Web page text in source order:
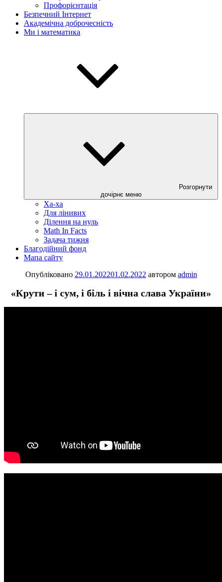
Профорієнтація
Безпечний Інтернет
Академічна доброчесність
Ми і математика
Розгорнути
дочірнє меню
Ха-ха
Для лінивих
Ділення на нуль
Math In Facts
Задача тижня
Благодійний фонд
Мапа сайту
Опубліковано 29.01.202201.02.2022 автором admin
«Крути – і сум, і біль і вічна слава України»